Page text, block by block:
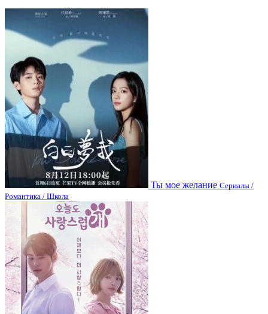
Ты мое желание Сериалы /
Романтика / Школа